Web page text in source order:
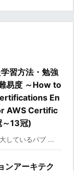
習方法・勉強
易度 ～How to
En
AWS Certific
13冠)
しているパブ ...
ンアーキテク